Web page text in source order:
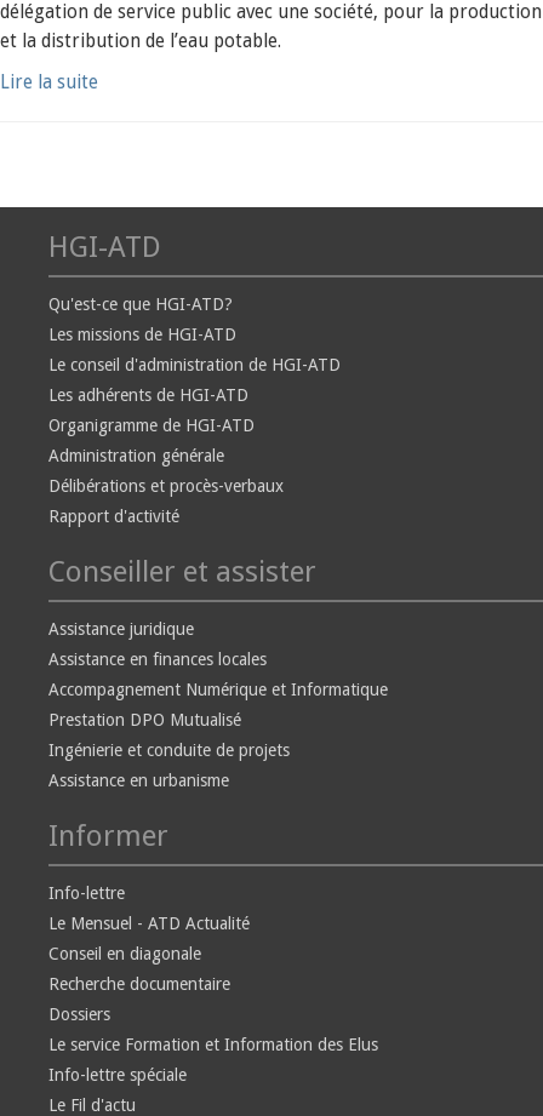
délégation de service public avec une société, pour la production
et la distribution de l’eau potable.
Lire la suite
HGI-ATD
Qu'est-ce que HGI-ATD?
Les missions de HGI-ATD
Le conseil d'administration de HGI-ATD
Les adhérents de HGI-ATD
Organigramme de HGI-ATD
Administration générale
Délibérations et procès-verbaux
Rapport d'activité
Conseiller et assister
Assistance juridique
Assistance en finances locales
Accompagnement Numérique et Informatique
Prestation DPO Mutualisé
Ingénierie et conduite de projets
Assistance en urbanisme
Informer
Info-lettre
Le Mensuel - ATD Actualité
Conseil en diagonale
Recherche documentaire
Dossiers
Le service Formation et Information des Elus
Info-lettre spéciale
Le Fil d'actu